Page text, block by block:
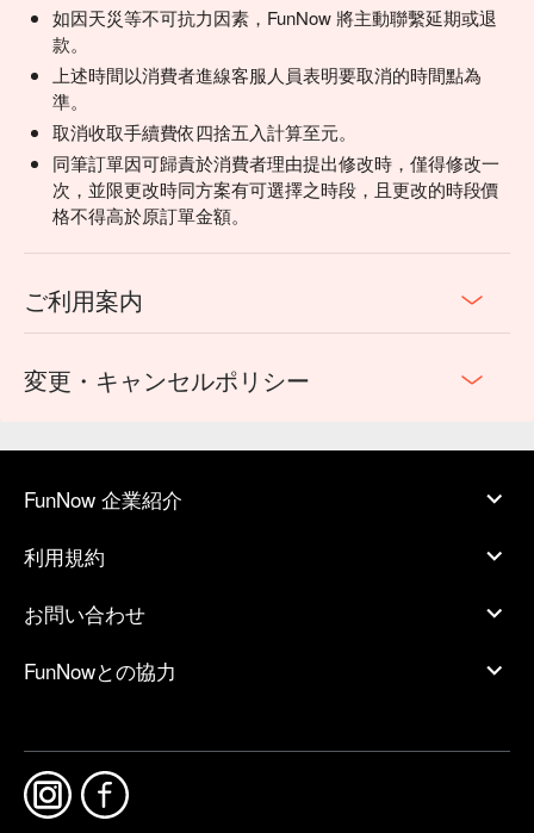
如因天災等不可抗力因素，FunNow 將主動聯繫延期或退
款。
上述時間以消費者進線客服人員表明要取消的時間點為
準。
取消收取手續費依四捨五入計算至元。
同筆訂單因可歸責於消費者理由提出修改時，僅得修改一
次，並限更改時同方案有可選擇之時段，且更改的時段價
格不得高於原訂單金額。
ご利用案内
変更・キャンセルポリシー
FunNow 企業紹介
利用規約
お問い合わせ
FunNowとの協力